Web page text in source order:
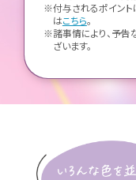
※付与されるポイント
はこちら。
※諸事情により、予告
ざいます。